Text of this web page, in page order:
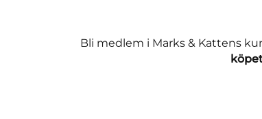
Bli medlem i Marks & Kattens